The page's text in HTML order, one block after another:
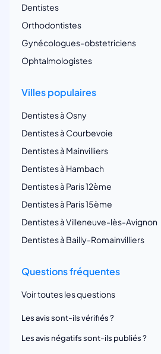
Dentistes
Orthodontistes
Gynécologues-obstetriciens
Ophtalmologistes
Villes populaires
Dentistes à Osny
Dentistes à Courbevoie
Dentistes à Mainvilliers
Dentistes à Hambach
Dentistes à Paris 12ème
Dentistes à Paris 15ème
Dentistes à Villeneuve-lès-Avignon
Dentistes à Bailly-Romainvilliers
Questions fréquentes
Voir toutes les questions
Les avis sont-ils vérifiés ?
Les avis négatifs sont-ils publiés ?